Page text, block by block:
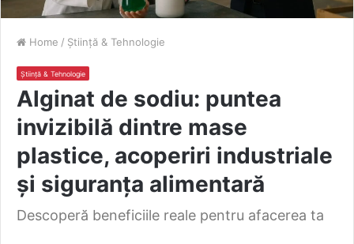
Home / Știință & Tehnologie
Știință & Tehnologie
Alginat de sodiu: puntea
invizibilă dintre mase
plastice, acoperiri industriale
și siguranța alimentară
Descoperă beneficiile reale pentru afacerea ta